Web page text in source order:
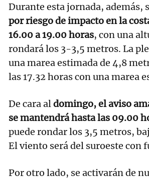
Durante esta jornada, además,
por riesgo de impacto en la
16.00 a 19.00 horas, con una
rondará los 3-3,5 metros. La
una marea estimada de 4,8
las 17.32 horas con una marea
De cara aldomingo, el aviso
se mantendrá hasta las 09.00
puede rondar los 3,5 metros,
El viento será del suroeste con
Por otro lado, se activarán de